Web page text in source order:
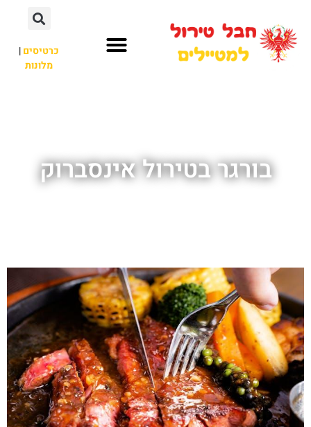
כרטיסים|
מלונות
בורגר בטירול אינסברוק